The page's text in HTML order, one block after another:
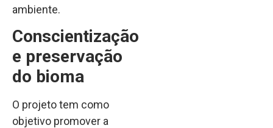
ambiente.
Conscientização
e preservação
do bioma
O projeto tem como
objetivo promover a